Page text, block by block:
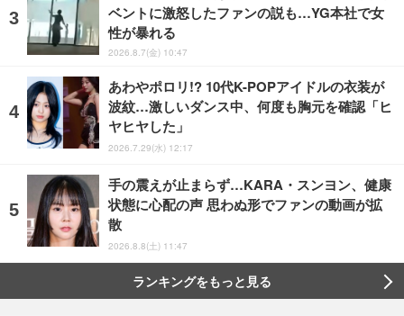
ベントに激怒したファンの説も…YG本社で女
性が暴れる
2026.8.7(金) 10:47
あわやポロリ!? 10代K-POPアイドルの衣装が
波紋…激しいダンス中、何度も胸元を確認「ヒ
ヤヒヤした」
2026.7.29(水) 12:17
手の震えが止まらず…KARA・スンヨン、健康
状態に心配の声 思わぬ形でファンの動画が拡
散
2026.8.8(土) 11:47
ランキングをもっと見る